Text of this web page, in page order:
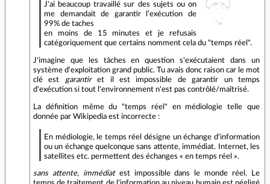
J'ai beaucoup travaillé sur des sujets ou on
me demandait de garantir l’exécution de
99% de taches
en moins de 15 minutes et je refusais
catégoriquement que certains nomment cela du "temps réel".
J'imagine que les tâches en question s'exécutaient dans un
système d'exploitation grand public. Tu avais donc raison car le mot
clé est
garantiret il est impossible de garantir un temps
d'exécution si tout l'environnement n'est pas contrôlé/maîtrisé.
La définition même du "temps réel" en médiologie telle que
donnée par Wikipedia est incorrecte :
En médiologie, le temps réel désigne un échange d'information
ou un échange quelconque sans attente, immédiat. Internet, les
satellites etc. permettent des échanges « en temps réel ».
sans attente, immédiatest impossible dans le monde réel. Le